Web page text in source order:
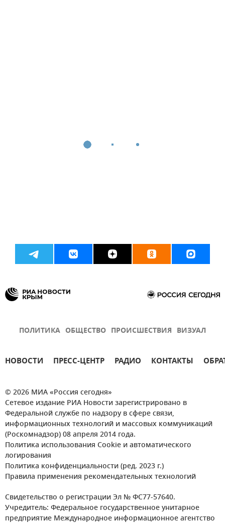
ПОЛИТИКА ОБЩЕСТВО ПРОИСШЕСТВИЯ ВИЗУАЛ
НОВОСТИ ПРЕСС-ЦЕНТР РАДИО КОНТАКТЫ
© 2026 МИА «Россия сегодня»
Сетевое издание РИА Новости зарегистрировано в
Федеральной службе по надзору в сфере связи,
информационных технологий и массовых коммуникаций
(Роскомнадзор) 08 апреля 2014 года.
Политика использования Cookie и автоматического
логирования
Политика конфиденциальности (ред. 2023 г.)
Правила применения рекомендательных технологий
Свидетельство о регистрации Эл № ФС77-57640.
Учредитель: Федеральное государственное унитарное
предприятие Международное информационное агентство